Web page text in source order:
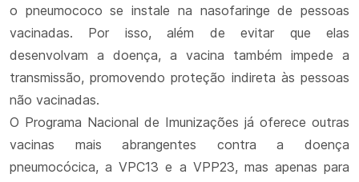
o pneumococo se instale na nasofaringe de pessoas
vacinadas. Por isso, além de evitar que elas
desenvolvam a doença, a vacina também impede a
transmissão, promovendo proteção indireta às pessoas
não vacinadas.
O Programa Nacional de Imunizações já oferece outras
vacinas mais abrangentes contra a doença
pneumocócica, a VPC13 e a VPP23, mas apenas para